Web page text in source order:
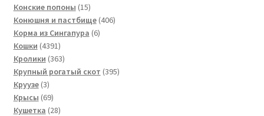
товаров
Конские попоны 1515
товаров
Конюшня и пастбище 406406
Корма из Сингапура 66
Кошки 43914391
товар
Кролики 363363
товара
Крупный рогатый скот 395395
Круузе 33
товара
Крысы 6969
товаров
Кушетка 2828